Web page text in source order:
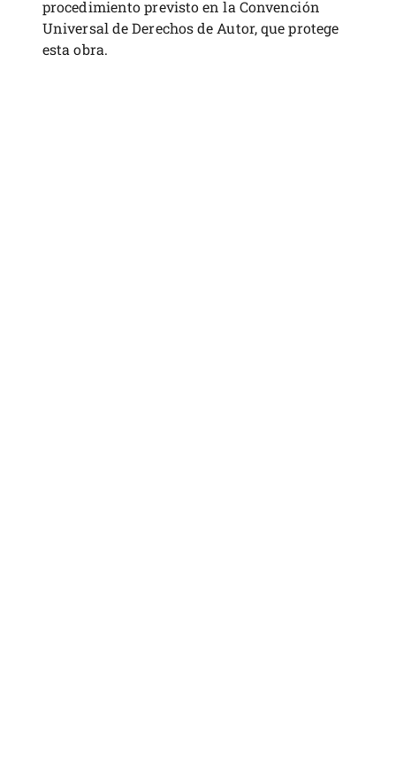
procedimiento previsto en la Convención
Universal de Derechos de Autor, que protege
esta obra.